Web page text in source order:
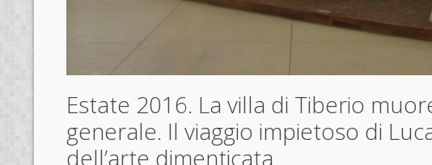
Estate 2016. La villa di Tiberio
generale. Il viaggio impietoso di
dell’arte dimenticata